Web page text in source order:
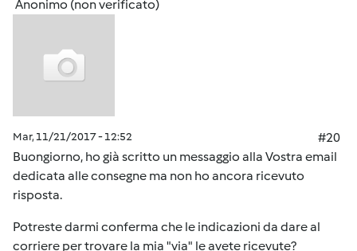
Anonimo (non verificato)
Mar, 11/21/2017 - 12:52
#20
Buongiorno, ho già scritto un messaggio alla Vostra email
dedicata alle consegne ma non ho ancora ricevuto
risposta.
Potreste darmi conferma che le indicazioni da dare al
corriere per trovare la mia "via" le avete ricevute?